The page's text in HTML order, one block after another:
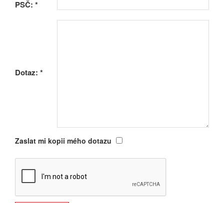
PSČ: *
Dotaz: *
Zaslat mi kopii mého dotazu